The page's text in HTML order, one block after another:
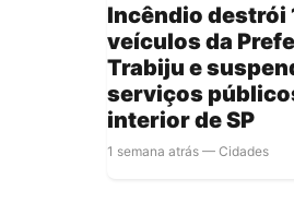
Incêndio destrói
veículos da
Trabiju e
serviços
interior de SP
1 semana atrás — Cidades